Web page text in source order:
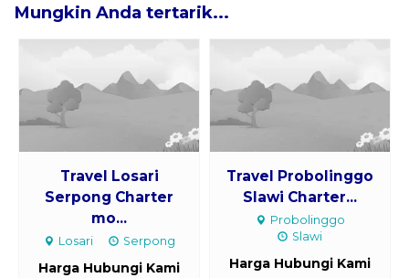
Mungkin Anda tertarik...
Travel Losari
Serpong Charter
mo...
Losari Serpong
Harga Hubungi Kami
Travel Probolinggo
Slawi Charter...
Probolinggo
Slawi
Harga Hubungi Kami